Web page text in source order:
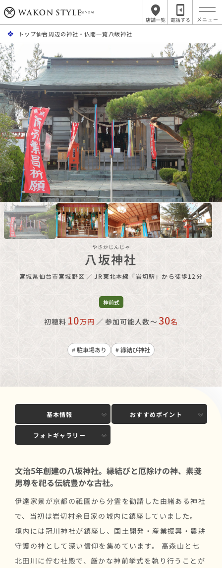
SENDAI
店舗一覧 電話する
トップ仙台周辺の神社・仏閣一覧八坂神社
やさかじんじゃ
八坂神社
宮城県仙台市宮城野区 ／ JR東北本線「岩切駅」から徒歩12分
神前式
初穂料 10万円 ／ 参加可能人数〜30名
# 駐車場あり # 縁結び神社
基本情報 おすすめポイント
フォトギャラリー
文治5年創建の八坂神社。縁結びと厄除けの神、素戔
男尊を祀る伝統豊かな古社。
伊達家景が京都の祇園から分霊を勧請した由緒ある神社
で、当初は岩切村余目家の城内に鎮座していました。
境内には冠川神社が鎮座し、国土開発・産業振興・農耕
守護の神として深い信仰を集めています。 高森山と七
北田川に佇む社殿で、厳かな神前挙式を執り行うことが